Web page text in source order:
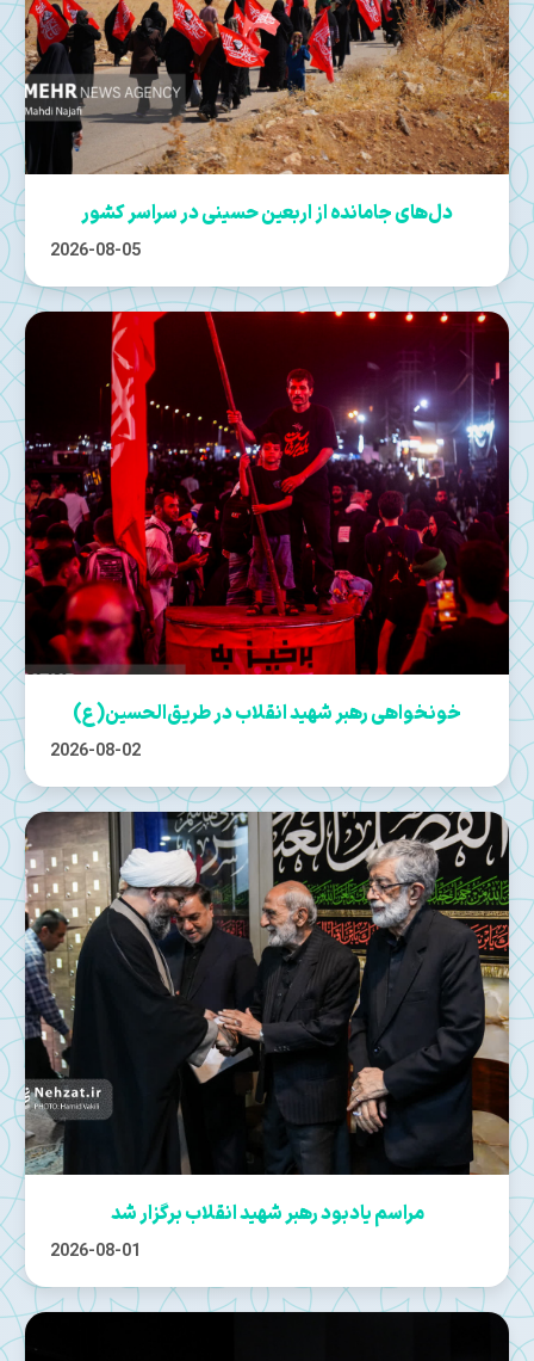
دل‌های جامانده از اربعین حسینی در سراسر کشور
2026-08-05
خونخواهی رهبر شهید انقلاب در طریق‌الحسین(ع)
2026-08-02
مراسم یادبود رهبر شهید انقلاب برگزار شد
2026-08-01